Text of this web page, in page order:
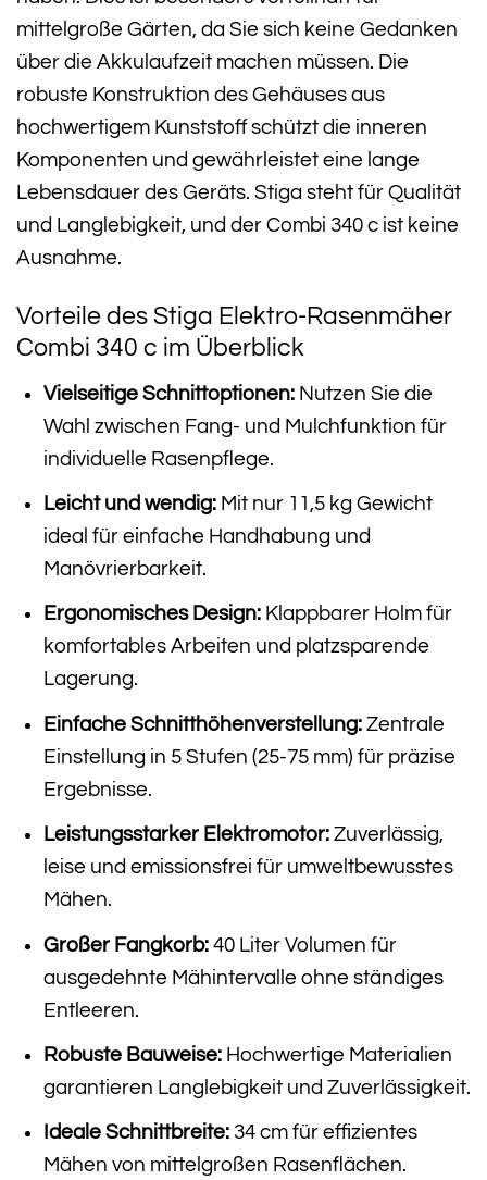
mittelgroße Gärten, da Sie sich keine Gedanken
über die Akkulaufzeit machen müssen. Die
robuste Konstruktion des Gehäuses aus
hochwertigem Kunststoff schützt die inneren
Komponenten und gewährleistet eine lange
Lebensdauer des Geräts. Stiga steht für Qualität
und Langlebigkeit, und der Combi 340 c ist keine
Ausnahme.
Vorteile des Stiga Elektro-Rasenmäher
Combi 340 c im Überblick
Vielseitige Schnittoptionen:Nutzen Sie die
Wahl zwischen Fang- und Mulchfunktion für
individuelle Rasenpflege.
Leicht und wendig:Mit nur 11,5 kg Gewicht
ideal für einfache Handhabung und
Manövrierbarkeit.
Ergonomisches Design:Klappbarer Holm für
komfortables Arbeiten und platzsparende
Lagerung.
Einfache Schnitthöhenverstellung:Zentrale
Einstellung in 5 Stufen (25-75 mm) für präzise
Ergebnisse.
Leistungsstarker Elektromotor:Zuverlässig,
leise und emissionsfrei für umweltbewusstes
Mähen.
Großer Fangkorb:40 Liter Volumen für
ausgedehnte Mähintervalle ohne ständiges
Entleeren.
Robuste Bauweise:Hochwertige Materialien
garantieren Langlebigkeit und Zuverlässigkeit.
Ideale Schnittbreite:34 cm für effizientes
Mähen von mittelgroßen Rasenflächen.